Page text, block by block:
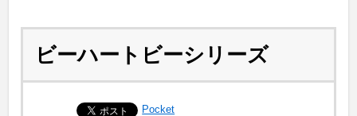
ビーハートビーシリーズ
Pocket